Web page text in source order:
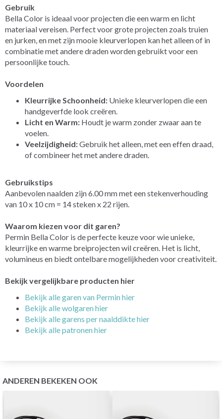
Gebruik
Bella Color is ideaal voor projecten die een warm en licht
materiaal vereisen. Perfect voor grote projecten zoals truien
en jurken, en met zijn mooie kleurverlopen kan het alleen of in
combinatie met andere draden worden gebruikt voor een
persoonlijke touch.
Voordelen
Kleurrijke Schoonheid: Unieke kleurverlopen die een
handgeverfde look creëren.
Licht en Warm: Houdt je warm zonder zwaar aan te
voelen.
Veelzijdigheid:Gebruik het alleen, met een effen draad,
of combineer het met andere draden.
Gebruikstips
Aanbevolen naalden zijn 6.00 mm met een stekenverhouding
van 10 x 10 cm = 14 steken x 22 rijen.
Waarom kiezen voor dit garen?
Permin Bella Color is de perfecte keuze voor wie unieke,
kleurrijke en warme breiprojecten wil creëren. Het is licht,
volumineus en biedt ontelbare mogelijkheden voor creativiteit.
Bekijk vergelijkbare producten hier
Bekijk alle garen van Permin hier
Bekijk alle wolgaren hier
Bekijk alle garens per naalddikte hier
Bekijk alle patronen hier
ANDEREN BEKEKEN OOK